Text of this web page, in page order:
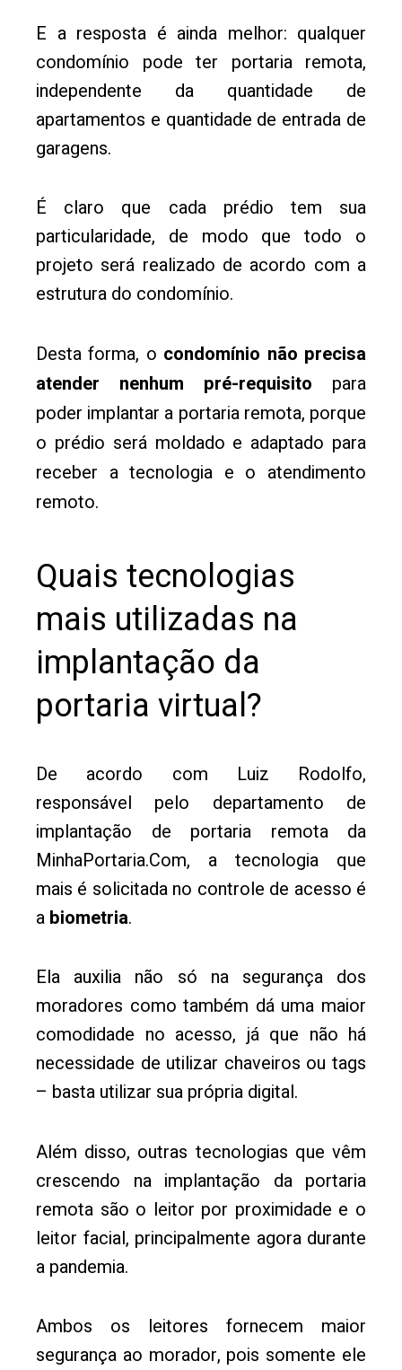
E a resposta é ainda melhor: qualquer
condomínio pode ter portaria remota,
independente da quantidade de
apartamentos e quantidade de entrada de
garagens.
É claro que cada prédio tem sua
particularidade, de modo que todo o
projeto será realizado de acordo com a
estrutura do condomínio.
Desta forma, o condomínio não precisa
atender nenhum pré-requisito para
poder implantar a portaria remota, porque
o prédio será moldado e adaptado para
receber a tecnologia e o atendimento
remoto.
Quais tecnologias
mais utilizadas na
implantação da
portaria virtual?
De acordo com Luiz Rodolfo,
responsável pelo departamento de
implantação de portaria remota da
MinhaPortaria.Com, a tecnologia que
mais é solicitada no controle de acesso é
a biometria.
Ela auxilia não só na segurança dos
moradores como também dá uma maior
comodidade no acesso, já que não há
necessidade de utilizar chaveiros ou tags
– basta utilizar sua própria digital.
Além disso, outras tecnologias que vêm
crescendo na implantação da portaria
remota são o leitor por proximidade e o
leitor facial, principalmente agora durante
a pandemia.
Ambos os leitores fornecem maior
segurança ao morador, pois somente ele